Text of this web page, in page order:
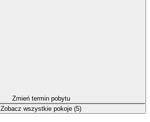
Zmień termin pobytu
Zobacz wszystkie pokoje (5)